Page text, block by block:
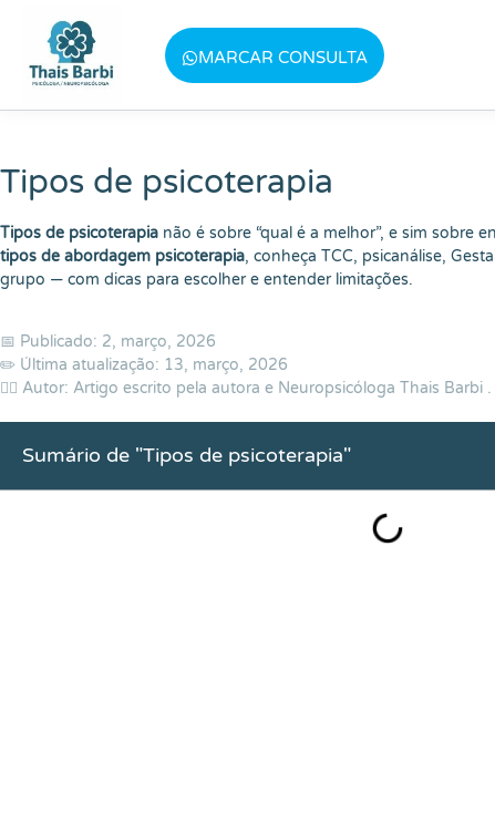
Baixe meu E-book gratuito "3
MARCAR CONSULTA
Tipos de psicoterapia
Tipos de psicoterapia não é sobre “qual é a melhor”, e sim sobre
tipos de abordagem psicoterapia, conheça TCC, psicanálise,
grupo — com dicas para escolher e entender limitações.
📅 Publicado: 2, março, 2026
✏️ Última atualização: 13, março, 2026
👨‍⚕️ Autor: Artigo escrito pela autora e Neuropsicóloga Thais Barbi .
Sumário de "Tipos de psicoterapia"